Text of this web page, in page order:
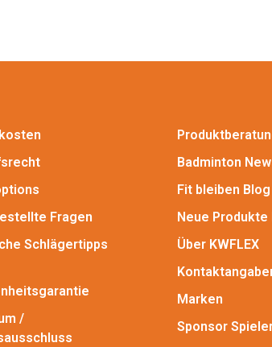
Fragen
Schlägertipps
/
Badminton
Fit bleiben Blog
Neue Produkte
Über KWFLEX
Marken
Sponsor